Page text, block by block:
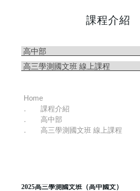
課程介紹
Home
課程介紹
高中部
高三學測國文班 線上課程
2025高三學測國文班（高中國文）